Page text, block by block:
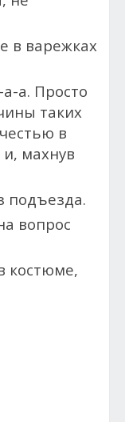
в варежках
а. Просто
таких
в
и, махнув
подъезда.
вопрос
костюме,